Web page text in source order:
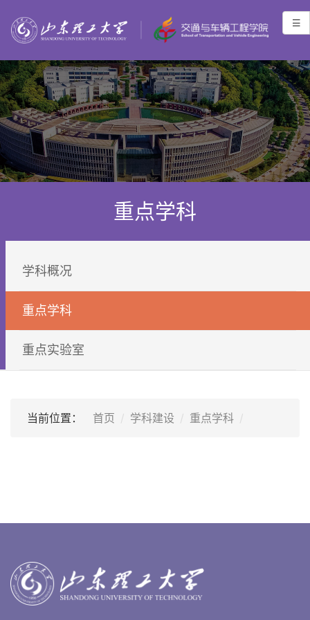
重点学科
学科概况
重点学科
重点实验室
当前位置： 首页 学科建设 重点学科